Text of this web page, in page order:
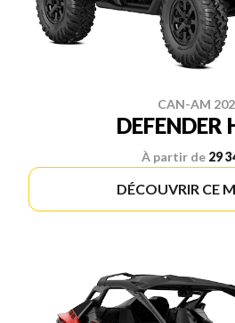
CAN-AM
DEFENDER
À partir de 29
DÉCOUVRIR CE